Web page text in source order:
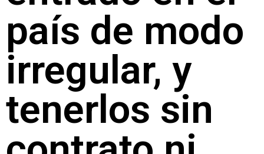
país de modo
irregular, y
tenerlos sin